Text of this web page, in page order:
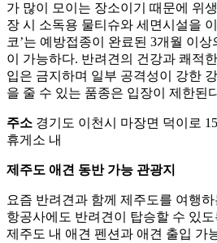
가 많이 모이는 장소이기 때문에 위
장 시 소독용 물티슈와 세면시설을
코’는 예방접종이 완료된 3개월 이
이 가능하다. 반려견의 건강과 쾌적
입은 금지하며 일부 공격성이 강한
을 줄 수 있는 품종은 입장이 제한된
주소 경기도 이천시 마장면 덕이로
휴게소 내
제주도 애견 동반 가능 관광지
요즘 반려견과 함께 제주도를 여행
항공사에도 반려견이 탑승할 수 있
제주도 내 애견 펜션과 애견 출입 가